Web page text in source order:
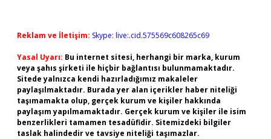
Reklam ve İletişim: Skype: live:.cid.575569c608265c69
Yasal Uyarı: Bu internet sitesi, herhangi bir marka, kurum
veya şahıs şirketi ile hiçbir bağlantısı bulunmamaktadır.
Sitede yalnızca kendi hazırladığımız makaleler
paylaşılmaktadır. Burada yer alan içerikler haber niteliği
taşımamakta olup, gerçek kurum ve kişiler hakkında
paylaşım yapılmamaktadır. Gerçek kurum ve kişiler ile isim
benzerlikleri tamamen tesadüfidir. Sitemizdeki bilgiler
taslak halindedir ve tavsiye niteliği taşımazlar.